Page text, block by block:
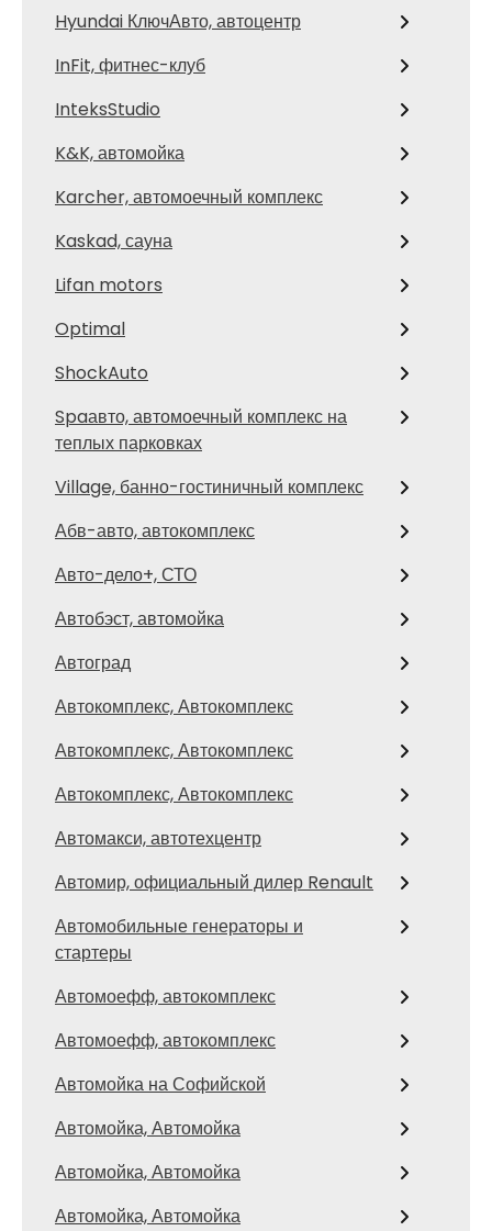
Hyundai КлючАвто, автоцентр
InFit, фитнес-клуб
InteksStudio
K&K, автомойка
Karcher, автомоечный комплекс
Kaskad, сауна
Lifan motors
Optimal
ShockAuto
Spaавто, автомоечный комплекс на
теплых парковках
Village, банно-гостиничный комплекс
Абв-авто, автокомплекс
Авто-дело+, СТО
Автобэст, автомойка
Автоград
Автокомплекс, Автокомплекс
Автокомплекс, Автокомплекс
Автокомплекс, Автокомплекс
Автомакси, автотехцентр
Автомир, официальный дилер Renault
Автомобильные генераторы и
стартеры
Автомоефф, автокомплекс
Автомоефф, автокомплекс
Автомойка на Софийской
Автомойка, Автомойка
Автомойка, Автомойка
Автомойка, Автомойка